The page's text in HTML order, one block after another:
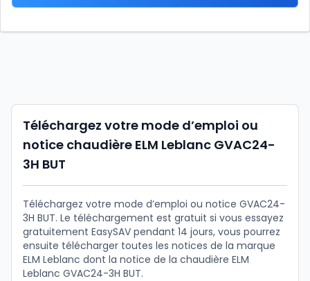
Téléchargez votre mode d’emploi ou
notice chaudière ELM Leblanc GVAC24-
3H BUT
Téléchargez votre mode d’emploi ou notice GVAC24-
3H BUT. Le téléchargement est gratuit si vous essayez
gratuitement EasySAV pendant 14 jours, vous pourrez
ensuite télécharger toutes les notices de la marque
ELM Leblanc dont la notice de la chaudière ELM
Leblanc GVAC24-3H BUT.